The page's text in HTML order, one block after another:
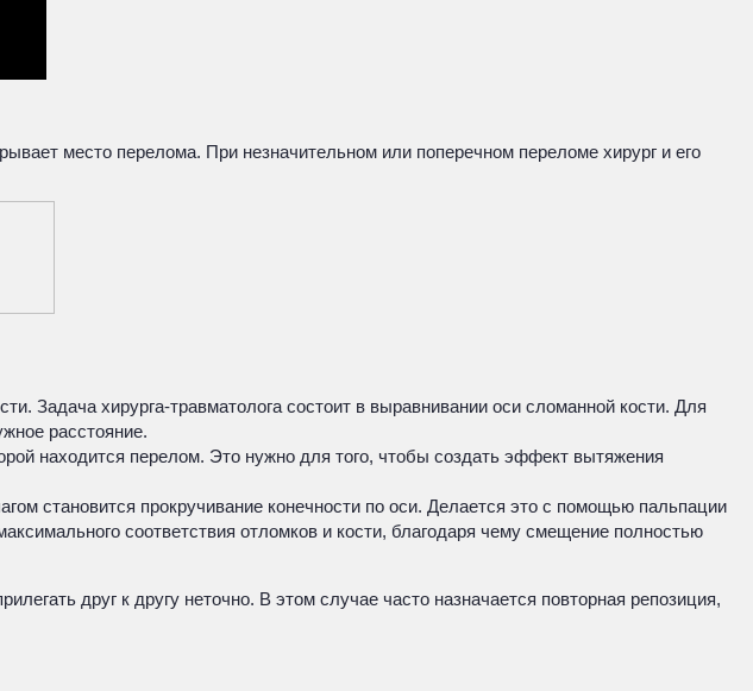
место перелома. При незначительном или поперечном переломе хирург и его
Задача хирурга-травматолога состоит в выравнивании оси сломанной кости. Для
расстояние.
находится перелом. Это нужно для того, чтобы создать эффект вытяжения
становится прокручивание конечности по оси. Делается это с помощью пальпации
соответствия отломков и кости, благодаря чему смещение полностью
друг к другу неточно. В этом случае часто назначается повторная репозиция,